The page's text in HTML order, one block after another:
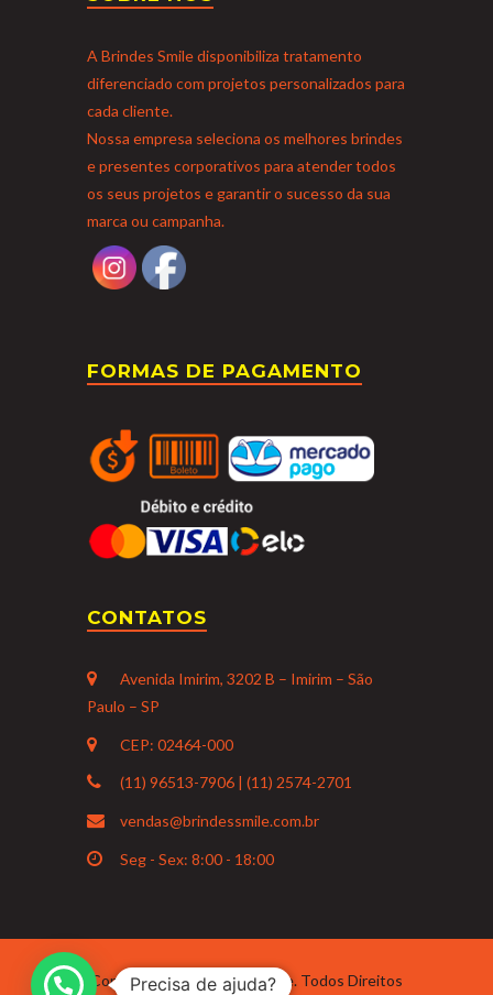
A Brindes Smile disponibiliza tratamento
diferenciado com projetos personalizados para
cada cliente.
Nossa empresa seleciona os melhores brindes
e presentes corporativos para atender todos
os seus projetos e garantir o sucesso da sua
marca ou campanha.
FORMAS DE PAGAMENTO
CONTATOS
Avenida Imirim, 3202 B – Imirim – São
Paulo – SP
CEP: 02464-000
(11) 96513-7906 | (11) 2574-2701
vendas@brindessmile.com.br
Seg - Sex: 8:00 - 18:00
Copyright 2021 Brindes Smile. Todos Direitos
Precisa de ajuda?